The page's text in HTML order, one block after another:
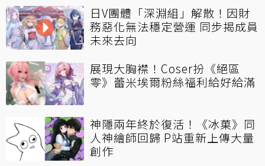
日V團體「深淵組」解散！因財
務惡化無法穩定營運 同步揭成員
未來去向
展現大胸襟！Coser扮《絕區
零》蕾米埃爾粉絲福利給好給滿
神隱兩年終於復活！《冰菓》同
人神繪師回歸 P站重新上傳大量
創作